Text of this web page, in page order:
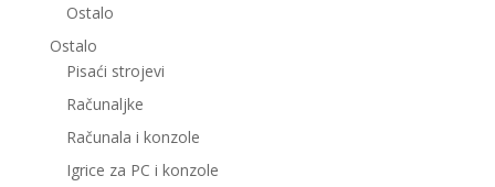
Ostalo
Ostalo
Pisaći strojevi
Računaljke
Računala i konzole
Igrice za PC i konzole